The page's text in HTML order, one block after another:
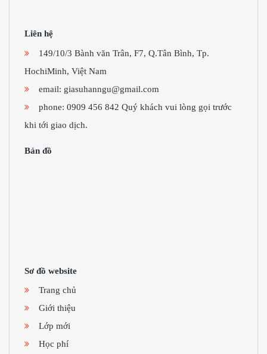
Liên hệ
149/10/3 Bành văn Trân, F7, Q.Tân Bình, Tp.
HochiMinh, Việt Nam
email: giasuhanngu@gmail.com
phone: 0909 456 842 Quý khách vui lòng gọi trước
khi tới giao dịch.
Bản đồ
Sơ đồ website
Trang chủ
Giới thiệu
Lớp mới
Học phí